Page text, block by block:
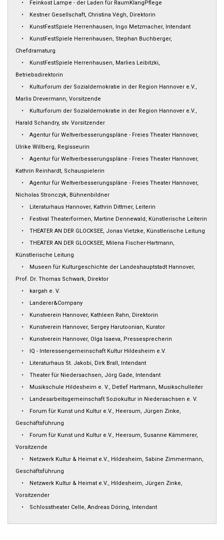
• Feinkost Lampe - der Laden für RaumKlangPflege
• Kestner Gesellschaft, Christina Végh, Direktorin
• KunstFestSpiele Herrenhausen, Ingo Metzmacher, Intendant
• KunstFestSpiele Herrenhausen, Stephan Buchberger,
Chefdramaturg
• KunstFestSpiele Herrenhausen, Marlies Leibitzki,
Betriebsdirektorin
• Kulturforum der Sozialdemokratie in der Region Hannover e.V.,
Marlis Drevermann, Vorsitzende
• Kulturforum der Sozialdemokratie in der Region Hannover e.V.,
Harald Schandry, stv. Vorsitzender
• Agentur für Weltverbesserungspläne - Freies Theater Hannover,
Ulrike Willberg, Regisseurin
• Agentur für Weltverbesserungspläne - Freies Theater Hannover,
Kathrin Reinhardt, Schauspielerin
• Agentur für Weltverbesserungspläne - Freies Theater Hannover,
Nicholas Stronczyk, Bühnenbildner
• Literaturhaus Hannover, Kathrin Dittmer, Leiterin
• Festival Theaterformen, Martine Dennewald, Künstlerische Leiterin
• THEATER AN DER GLOCKSEE, Jonas Vietzke, Künstlerische Leitung
• THEATER AN DER GLOCKSEE, Milena Fischer-Hartmann,
Künstlerische Leitung
• Museen für Kulturgeschichte der Landeshauptstadt Hannover,
Prof. Dr. Thomas Schwark, Direktor
• kargah e. V.
• Landerer&Company
• Kunstverein Hannover, Kathleen Rahn, Direktorin
• Kunstverein Hannover, Sergey Harutoonian, Kurator
• Kunstverein Hannover, Olga Isaeva, Pressesprecherin
• IQ - Interessengemeinschaft Kultur Hildesheim e.V.
• Literaturhaus St. Jakobi, Dirk Brall, Intendant
• Theater für Niedersachsen, Jörg Gade, Intendant
• Musikschule Hildesheim e. V., Detlef Hartmann, Musikschulleiter
• Landesarbeitsgemeinschaft Soziokultur in Niedersachsen e. V.
• Forum für Kunst und Kultur e.V., Heersum, Jürgen Zinke,
Geschäftsführung
• Forum für Kunst und Kultur e.V., Heersum, Susanne Kämmerer,
Vorsitzende
• Netzwerk Kultur & Heimat e.V., Hildesheim, Sabine Zimmermann,
Geschäftsführung
• Netzwerk Kultur & Heimat e.V., Hildesheim, Jürgen Zinke,
Vorsitzender
• Schlosstheater Celle, Andreas Döring, Intendant